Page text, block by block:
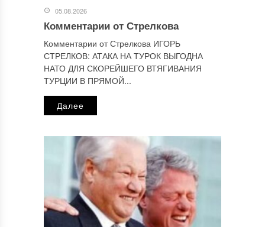
персональных данных.
05.08.2026
Комментарии от Стрелкова
Комментарии от Стрелкова ИГОРЬ
СТРЕЛКОВ: АТАКА НА ТУРОК ВЫГОДНА
НАТО ДЛЯ СКОРЕЙШЕГО ВТЯГИВАНИЯ
ТУРЦИИ В ПРЯМОЙ...
Далее